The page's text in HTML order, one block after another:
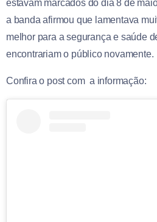
estavam marcados do dia 8 de
a banda afirmou que lamentava
melhor para a segurança e saúde
encontrariam o público novamente.
Confira o post com a informação: